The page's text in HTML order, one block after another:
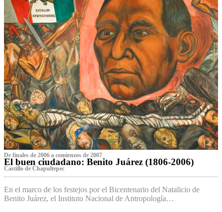
De finales de 2006 a comienzos de 2007
El buen ciudadano: Benito Juárez (1806-2006)
Castillo de Chapultepec
En el marco de los festejos por el Bicentenario del Natalicio de
Benito Juárez, el Instituto Nacional de Antropología…